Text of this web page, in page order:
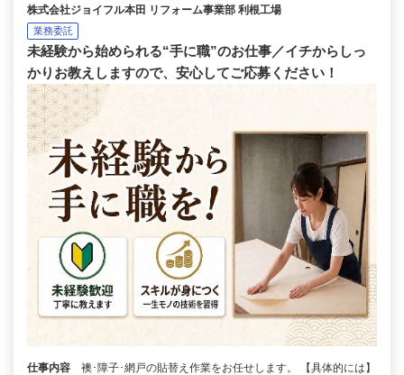
株式会社ジョイフル本田 リフォーム事業部 利根工場
業務委託
未経験から始められる“手に職”のお仕事／イチからしっ
かりお教えしますので、安心してご応募ください！
仕事内容
襖･障子･網戸の貼替え作業をお任せします。 【具体的には】